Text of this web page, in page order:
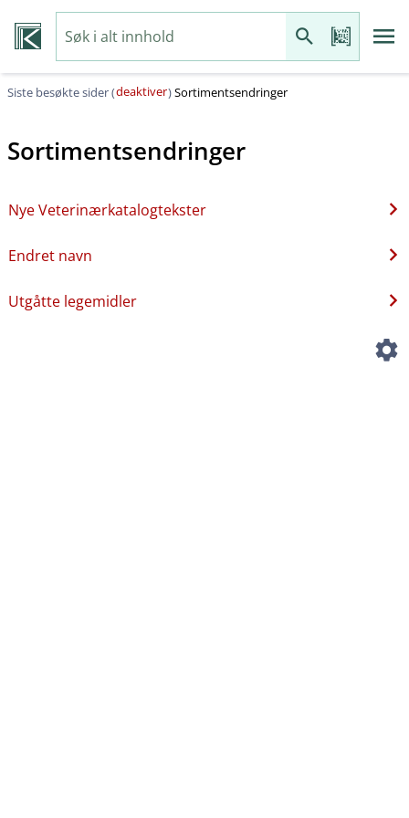
Siste besøkte sider (deaktiver)Sortimentsendringer
Sortimentsendringer
Nye Veterinærkatalogtekster
Endret navn
Utgåtte legemidler